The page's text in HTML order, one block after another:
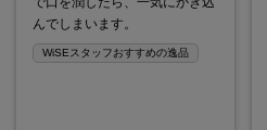
んでしまいます。
WiSEスタッフおすすめの逸品